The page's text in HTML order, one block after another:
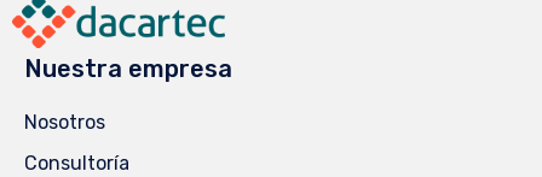
Nuestra empresa
Nosotros
Consultoría